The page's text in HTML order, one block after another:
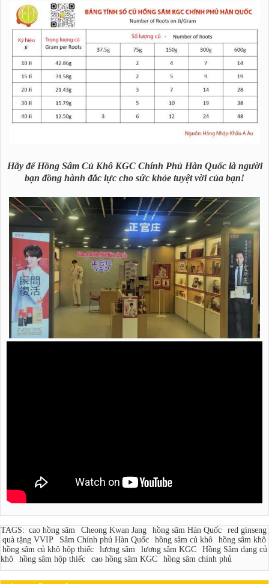
Hãy để Hồng Sâm Củ Khô KGC Chính Phủ Hàn Quốc là người
bạn đồng hành đắc lực cho sức khỏe tuyệt vời của bạn!
TAGS: cao hồng sâm Cheong Kwan Jang hồng sâm Hàn Quốc
red ginseng
quà tặng VVIP
Sâm Chính phủ Hàn Quốc hồng sâm củ khô
hồng sâm khô
hồng sâm củ khô hộp thiếc
lương sâm lương sâm KGC
Hồng Sâm dạng củ
khô
hồng sâm hộp thiếc cao hồng sâm KGC hồng sâm chính phủ